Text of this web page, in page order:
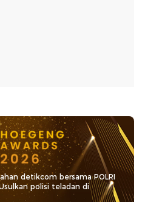
detikcom bersama POLRI
polisi teladan di